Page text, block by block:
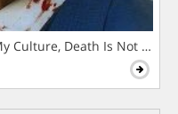
Culture, Death Is Not The